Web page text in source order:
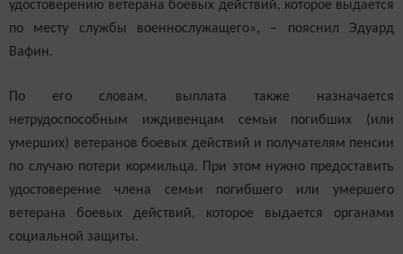
удостоверению ветерана боевых действий, которое выдается
по месту службы военнослужащего», – пояснил Эдуард
Вафин.
По его словам, выплата также назначается
нетрудоспособным иждивенцам семьи погибших (или
умерших) ветеранов боевых действий и получателям пенсии
по случаю потери кормильца. При этом нужно предоставить
удостоверение члена семьи погибшего или умершего
ветерана боевых действий, которое выдается органами
социальной защиты.